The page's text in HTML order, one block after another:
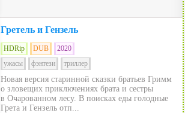
Гретель и Гензель
HDRip DUB
2020
ужасы
фэнтези триллер
Новая версия старинной сказки братьев Гримм
о зловещих приключениях брата и сестры
в Очарованном лесу. В поисках еды голодные
Грета и Гензель отп...